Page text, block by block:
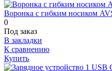
Воронка с гибким носиком
0
Под заказ
В закладки
К сравнению
Купить